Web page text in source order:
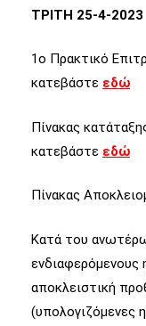
ΤΡΙΤΗ 25-4-2023
1ο Πρακτικό
κατεβάστε εδώ
Πίνακας
κατεβάστε εδώ
Πίνακας
Κατά του
αποκλειστική
(υπολογιζόμενες